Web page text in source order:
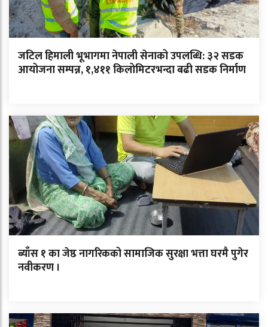
जटिल हिमाली भूभागमा नेपाली सेनाको उपलब्धि: ३२ सडक
आयोजना सम्पन्न, १,४११ किलोमिटरभन्दा बढी सडक निर्माण
ब्याँस १ का जेष्ठ नागरिकको सामाजिक सुरक्षा भत्ता घरमै पुगेर
नवीकरण ।